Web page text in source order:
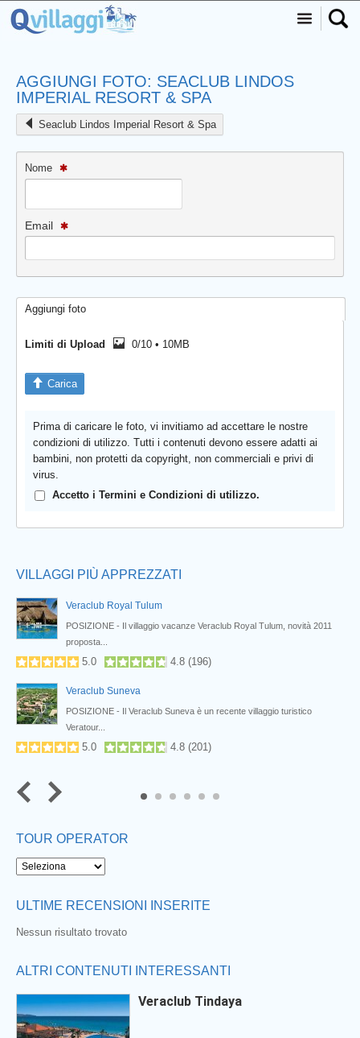
AGGIUNGI FOTO: SEACLUB LINDOS
IMPERIAL RESORT & SPA
Seaclub Lindos Imperial Resort & Spa
Nome
Email
Aggiungi foto
Limiti di Upload 0/10 • 10MB
Carica
Prima di caricare le foto, vi invitiamo ad accettare le nostre
condizioni di utilizzo. Tutti i contenuti devono essere adatti ai
bambini, non protetti da copyright, non commerciali e privi di
virus.
Accetto i Termini e Condizioni di utilizzo.
VILLAGGI PIÙ APPREZZATI
Veraclub Royal Tulum
POSIZIONE - Il villaggio vacanze Veraclub Royal Tulum, novità 2011
proposta...
5.0 4.8 (196)
Veraclub Suneva
POSIZIONE - Il Veraclub Suneva è un recente villaggio turistico
Veratour...
5.0 4.8 (201)
TOUR OPERATOR
ULTIME RECENSIONI INSERITE
Nessun risultato trovato
ALTRI CONTENUTI INTERESSANTI
Veraclub Tindaya